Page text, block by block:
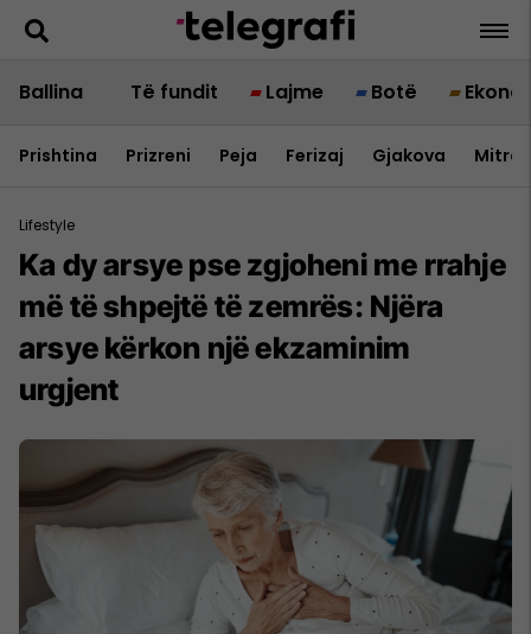
Ballina Të fundit Lajme Botë
Prishtina Prizreni Peja Ferizaj Gjakova
Lifestyle
Ka dy arsye pse zgjoheni me rrahje
më të shpejtë të zemrës: Njëra
arsye kërkon një ekzaminim
urgjent